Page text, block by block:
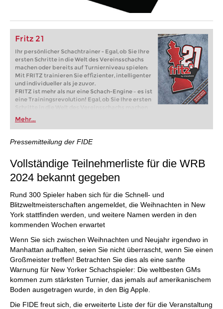
Fritz 21
Ihr persönlicher Schachtrainer - Egal, ob Sie Ihre
ersten Schritte in die Welt des Vereinsschachs
machen oder bereits auf Turnierniveau spielen:
Mit FRITZ trainieren Sie effizienter, intelligenter
und individueller als je zuvor.
FRITZ ist mehr als nur eine Schach-Engine – es ist
eine Trainingsrevolution! Egal, ob Sie Ihre ersten
Schritte in die Welt des Vereinsschachs machen
oder bereits auf Turnierniveau spielen: Mit
FRITZ trainieren Sie effizienter, intelligenter und
individueller als je zuvor.
Mehr...
Pressemitteilung der FIDE
Vollständige Teilnehmerliste für die WRB
2024 bekannt gegeben
Rund 300 Spieler haben sich für die Schnell- und
Blitzweltmeisterschaften angemeldet, die Weihnachten in New
York stattfinden werden, und weitere Namen werden in den
kommenden Wochen erwartet
Wenn Sie sich zwischen Weihnachten und Neujahr irgendwo in
Manhattan aufhalten, seien Sie nicht überrascht, wenn Sie einen
Großmeister treffen! Betrachten Sie dies als eine sanfte
Warnung für New Yorker Schachspieler: Die weltbesten GMs
kommen zum stärksten Turnier, das jemals auf amerikanischem
Boden ausgetragen wurde, in den Big Apple.
Die FIDE freut sich, die erweiterte Liste der für die Veranstaltung